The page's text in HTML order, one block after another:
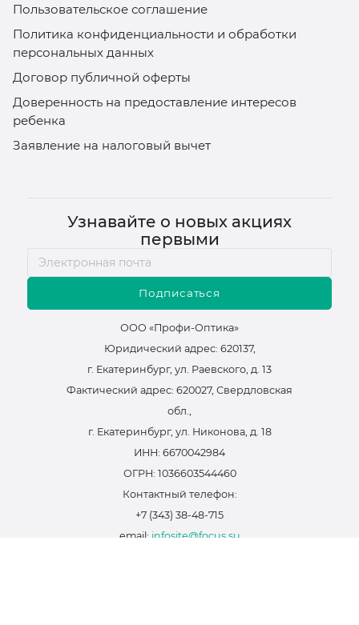
Пользовательское соглашение
Политика конфиденциальности и обработки
персональных данных
Договор публичной оферты
Доверенность на предоставление интересов
ребенка
Заявление на налоговый вычет
Узнавайте о новых акциях
первыми
Подписаться
ООО «Профи-Оптика»
Юридический адрес: 620137,
г. Екатеринбург, ул. Раевского, д. 13
Фактический адрес: 620027, Свердловская
обл.,
г. Екатеринбург, ул. Никонова, д. 18
ИНН: 6670042984
ОГРН: 1036603544460
Контактный телефон:
+7 (343) 38-48-715
email: infosite@focus.su